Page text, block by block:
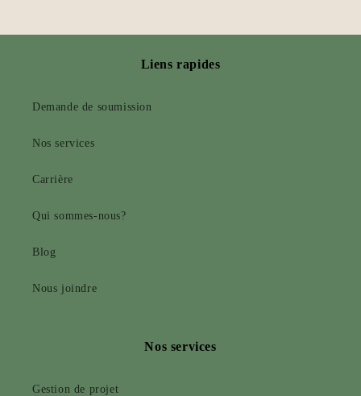
Liens rapides
Demande de soumission
Nos services
Carrière
Qui sommes-nous?
Blog
Nous joindre
Nos services
Gestion de projet